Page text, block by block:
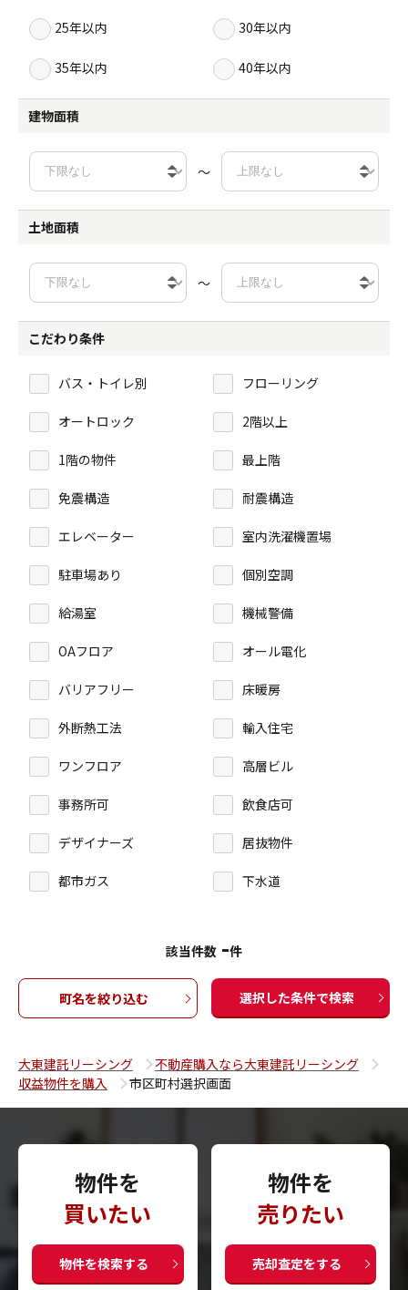
25年以内 30年以内
35年以内 40年以内
建物面積
～
土地面積
～
こだわり条件
バス・トイレ別 フローリング
オートロック 2階以上
1階の物件 最上階
免震構造 耐震構造
エレベーター 室内洗濯機置場
駐車場あり 個別空調
給湯室 機械警備
OAフロア オール電化
バリアフリー 床暖房
外断熱工法 輸入住宅
ワンフロア 高層ビル
事務所可 飲食店可
デザイナーズ 居抜物件
都市ガス 下水道
該当件数 -件
町名を絞り込む 選択した条件で検索
大東建託リーシング
不動産購入なら大東建託リーシング
収益物件を購入
市区町村選択画面
物件を
買いたい
物件を検索する
物件を
売りたい
売却査定をする